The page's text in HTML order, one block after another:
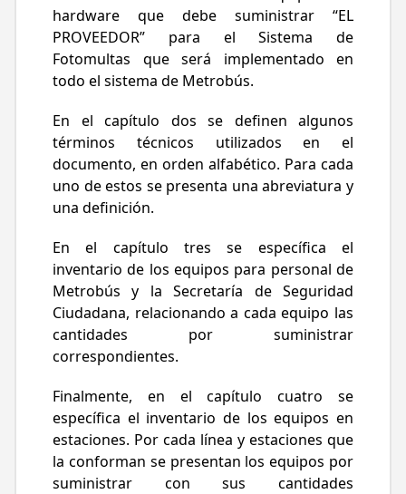
establecidos en dichas BASES.
La vigencia del CONTRATO será desde su
firma hasta la firma del acta de
desinstalación de la última línea en la cual
equipo del Sistema de Fotomultas,
conforme a los términos y condiciones
previstos en el Modelo de CONTRATO y sus
anexos.
hardware que debe suministrar “EL
PROVEEDOR” para el Sistema de
Fotomultas que será implementado en
todo el sistema de Metrobús.
En el capítulo dos se definen algunos
términos técnicos utilizados en el
documento, en orden alfabético. Para cada
uno de estos se presenta una abreviatura y
una definición.
En el capítulo tres se específica el
inventario de los equipos para personal de
Metrobús y la Secretaría de Seguridad
Ciudadana, relacionando a cada equipo las
cantidades por suministrar
correspondientes.
Finalmente, en el capítulo cuatro se
específica el inventario de los equipos en
estaciones. Por cada línea y estaciones que
la conforman se presentan los equipos por
suministrar con sus cantidades